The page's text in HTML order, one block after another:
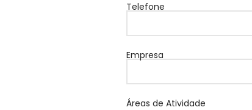
Telefone
Empresa
Áreas de Atividade